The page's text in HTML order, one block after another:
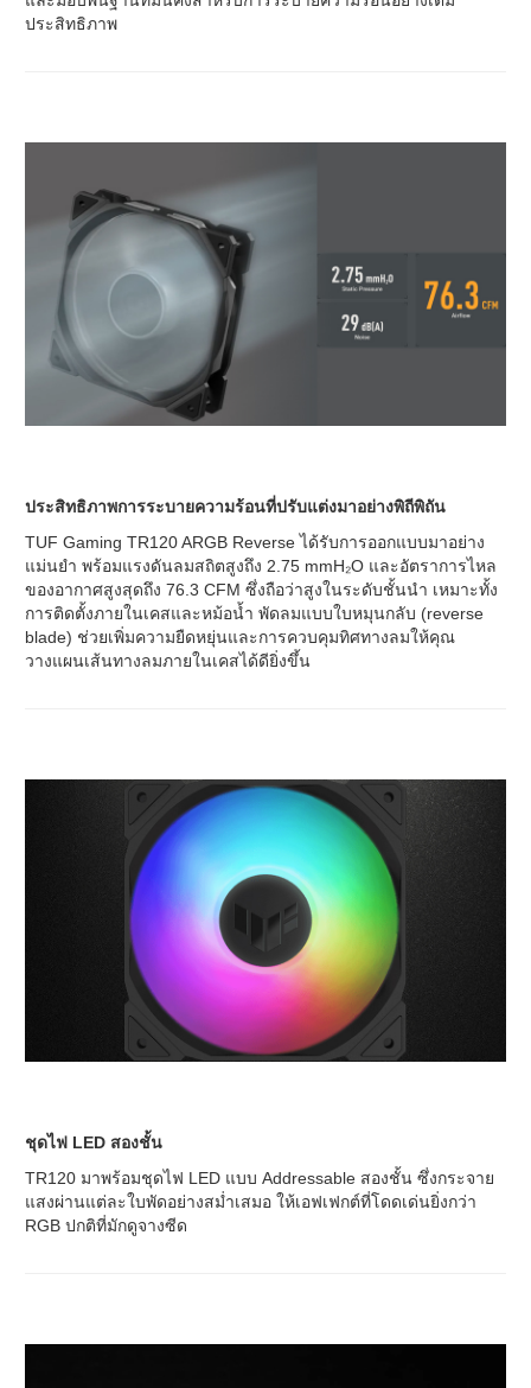
ประสิทธิภาพ
ประสิทธิภาพการระบายความร้อนที่ปรับแต่งมาอย่างพิถีพิถัน
TUF Gaming TR120 ARGB Reverse ได้รับการออกแบบมาอย่าง
แม่นยำ พร้อมแรงดันลมสถิตสูงถึง 2.75 mmH₂O และอัตราการไหล
ของอากาศสูงสุดถึง 76.3 CFM ซึ่งถือว่าสูงในระดับชั้นนำ เหมาะทั้ง
การติดตั้งภายในเคสและหม้อน้ำ พัดลมแบบใบหมุนกลับ (reverse
blade) ช่วยเพิ่มความยืดหยุ่นและการควบคุมทิศทางลมให้คุณ
วางแผนเส้นทางลมภายในเคสได้ดียิ่งขึ้น
ชุดไฟ LED สองชั้น
TR120 มาพร้อมชุดไฟ LED แบบ Addressable สองชั้น ซึ่งกระจาย
แสงผ่านแต่ละใบพัดอย่างสม่ำเสมอ ให้เอฟเฟกต์ที่โดดเด่นยิ่งกว่า
RGB ปกติที่มักดูจางซีด